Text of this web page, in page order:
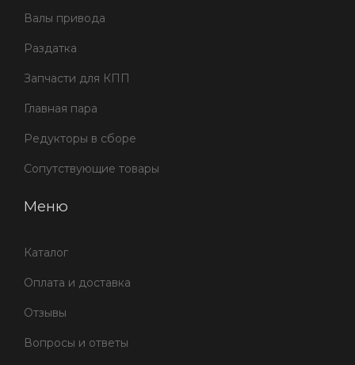
Валы привода
Раздатка
Запчасти для КПП
Главная пара
Редукторы в сборе
Сопутствующие товары
Меню
Каталог
Оплата и доставка
Отзывы
Вопросы и ответы